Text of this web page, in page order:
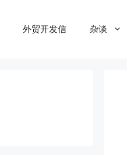
外贸开发信 杂谈